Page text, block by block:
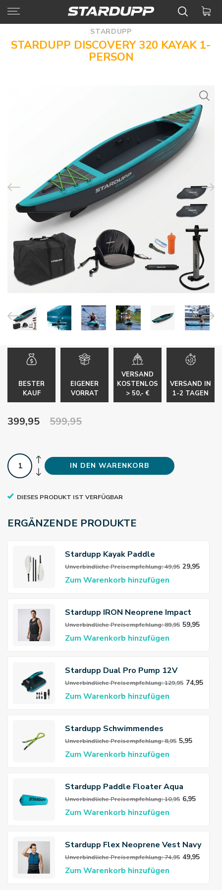
STARDUPP
STARDUPP DISCOVERY 320 KAYAK 1-
PERSON
BESTER
KAUF
EIGENER
VORRAT
VERSAND
KOSTENLOS
> 50,- €
VERSAND IN
1-2 TAGEN
399,95 599,95
IN DEN WARENKORB
DIESES PRODUKT IST VERFÜGBAR
ERGÄNZENDE PRODUKTE
Stardupp Kayak Paddle
Unverbindliche Preisempfehlung: 49,95 29,95
Zum Warenkorb hinzufügen
Stardupp IRON Neoprene Impact
Vest Black
Unverbindliche Preisempfehlung: 89,95 59,95
Zum Warenkorb hinzufügen
Stardupp Dual Pro Pump 12V
Unverbindliche Preisempfehlung: 129,95 74,95
Zum Warenkorb hinzufügen
Stardupp Schwimmendes
Brillenband
Unverbindliche Preisempfehlung: 8,95 5,95
Zum Warenkorb hinzufügen
Stardupp Paddle Floater Aqua
Unverbindliche Preisempfehlung: 10,95 6,95
Zum Warenkorb hinzufügen
Stardupp Flex Neoprene Vest Navy
Blue
Unverbindliche Preisempfehlung: 74,95 49,95
Zum Warenkorb hinzufügen